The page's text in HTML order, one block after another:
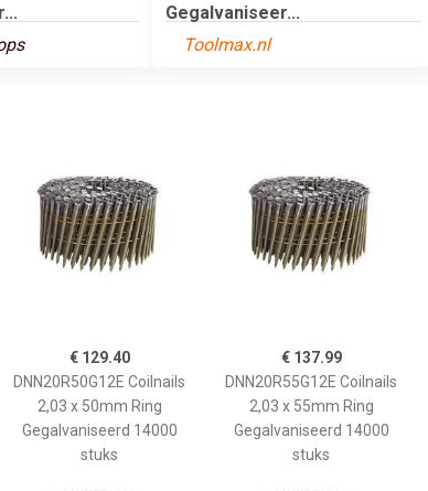
Gegalvaniseer...
Toolmax.nl
€ 129.40
DNN20R50G12E Coilnails
2,03 x 50mm Ring
Gegalvaniseerd 14000
stuks
€ 137.99
DNN20R55G12E Coilnails
2,03 x 55mm Ring
Gegalvaniseerd 14000
stuks